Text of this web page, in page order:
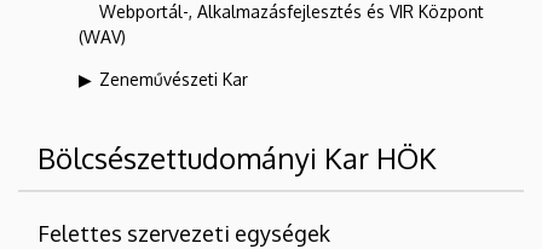
Webportál-, Alkalmazásfejlesztés és VIR Központ
(WAV)
Zeneművészeti Kar
Bölcsészettudományi Kar HÖK
Felettes szervezeti egységek